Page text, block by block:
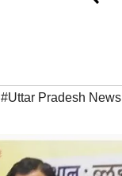
#Uttar Pradesh News